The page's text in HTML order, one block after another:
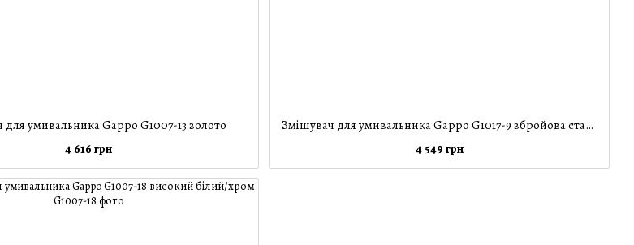
для умивальника Gappo G1007-13 золото
4 616 грн
Змішувач для умивальника Gappo G1017-9 збройова сталь
4 549 грн